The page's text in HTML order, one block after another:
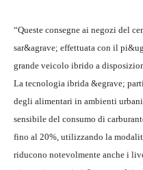
“Queste consegne ai negozi del
sar&agrave; effettuata con il
grande veicolo ibrido a
La tecnologia ibrida &egrave;
degli alimentari in ambienti
sensibile del consumo di
fino al 20%, utilizzando la
riducono notevolmente anche i